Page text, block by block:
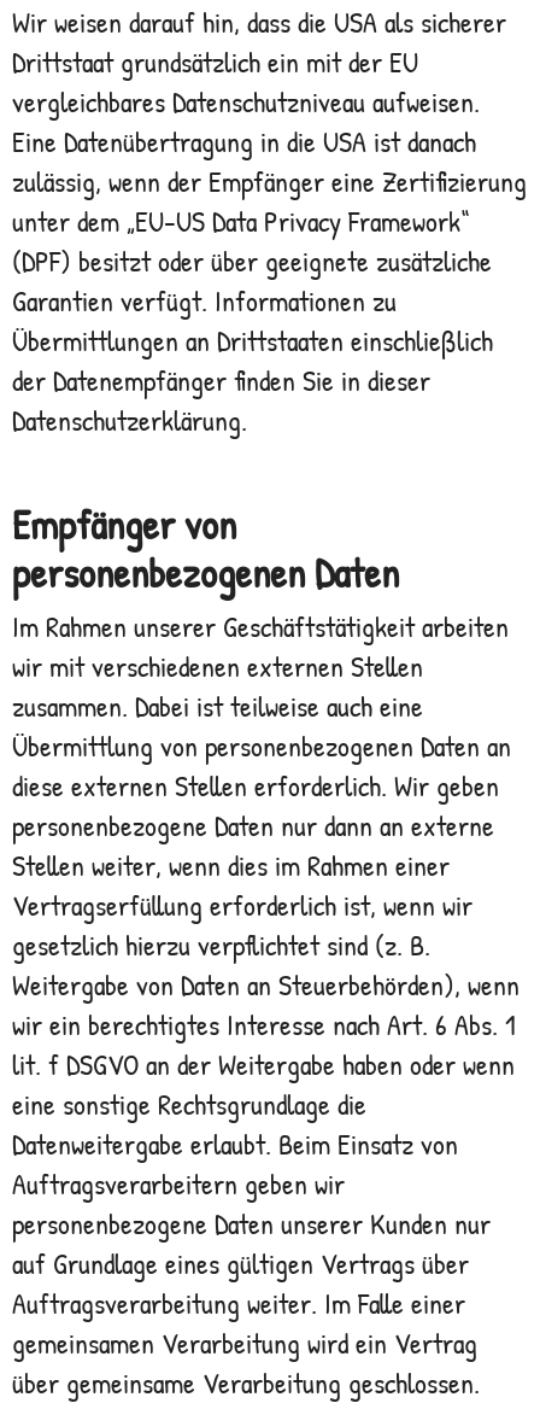
Wir weisen darauf hin, dass die USA als sicherer
Drittstaat grundsätzlich ein mit der EU
vergleichbares Datenschutzniveau aufweisen.
Eine Datenübertragung in die USA ist danach
zulässig, wenn der Empfänger eine Zertifizierung
unter dem „EU-US Data Privacy Framework“
(DPF) besitzt oder über geeignete zusätzliche
Garantien verfügt. Informationen zu
Übermittlungen an Drittstaaten einschließlich
der Datenempfänger finden Sie in dieser
Datenschutzerklärung.
Empfänger von
personenbezogenen Daten
Im Rahmen unserer Geschäftstätigkeit arbeiten
wir mit verschiedenen externen Stellen
zusammen. Dabei ist teilweise auch eine
Übermittlung von personenbezogenen Daten an
diese externen Stellen erforderlich. Wir geben
personenbezogene Daten nur dann an externe
Stellen weiter, wenn dies im Rahmen einer
Vertragserfüllung erforderlich ist, wenn wir
gesetzlich hierzu verpflichtet sind (z. B.
Weitergabe von Daten an Steuerbehörden), wenn
wir ein berechtigtes Interesse nach Art. 6 Abs. 1
lit. f DSGVO an der Weitergabe haben oder wenn
eine sonstige Rechtsgrundlage die
Datenweitergabe erlaubt. Beim Einsatz von
Auftragsverarbeitern geben wir
personenbezogene Daten unserer Kunden nur
auf Grundlage eines gültigen Vertrags über
Auftragsverarbeitung weiter. Im Falle einer
gemeinsamen Verarbeitung wird ein Vertrag
über gemeinsame Verarbeitung geschlossen.